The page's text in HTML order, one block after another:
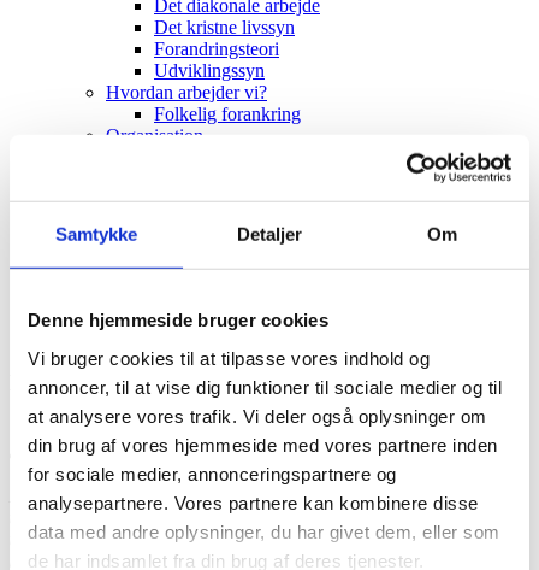
Samtykke Detaljer Om
Denne hjemmeside bruger cookies
Vi bruger cookies til at tilpasse vores indhold og
annoncer, til at vise dig funktioner til sociale medier og til
at analysere vores trafik. Vi deler også oplysninger om
din brug af vores hjemmeside med vores partnere inden
for sociale medier, annonceringspartnere og
analysepartnere. Vores partnere kan kombinere disse
data med andre oplysninger, du har givet dem, eller som
de har indsamlet fra din brug af deres tjenester.
Det diakonale arbejde
Det kristne livssyn
Forandringsteori
Udviklingssyn
Hvordan arbejder vi?
Folkelig forankring
Organisation
Medlemmer og partnere
Sekretariatet
Se flere kontaktoplysninger
Kalender
Nyhedsbrev
CKU SØGER BEVILLINGSUDVALGSMEDLEM
MED SÆRLIG ERFARING INDEN FOR TROS-
OG RELIGIONSFRIHED
26. januar 2023
Kunne du tænke dig at bruge dine udviklingsfaglige kompetencer
til at træffe beslutning om civilsamfundsprojekter særligt inden for
temaet Tros- og religionsfrihed? CKU søger et
bevillingsudvalgsmedlem, der vil bruge ca. 15-20 timer pr.